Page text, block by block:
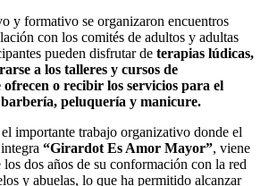
y formativo se organizaron encuentros
con los comités de adultos y adultas
pueden disfrutar de terapias lúdicas,
a los talleres y cursos de
ofrecen o recibir los servicios para el
peluquería y manicure.
importante trabajo organizativo donde el
“Girardot Es Amor Mayor”, viene
dos años de su conformación con la red
y abuelas, lo que ha permitido alcanzar